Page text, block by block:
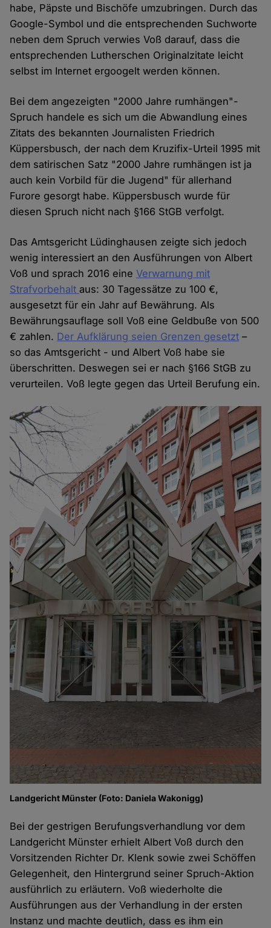
habe, Päpste und Bischöfe umzubringen. Durch das
Google-Symbol und die entsprechenden Suchworte
neben dem Spruch verwies Voß darauf, dass die
entsprechenden Lutherschen Originalzitate leicht
selbst im Internet ergoogelt werden können.
Bei dem angezeigten "2000 Jahre rumhängen"-
Spruch handele es sich um die Abwandlung eines
Zitats des bekannten Journalisten Friedrich
Küppersbusch, der nach dem Kruzifix-Urteil 1995 mit
dem satirischen Satz "2000 Jahre rumhängen ist ja
auch kein Vorbild für die Jugend" für allerhand
Furore gesorgt habe. Küppersbusch wurde für
diesen Spruch nicht nach §166 StGB verfolgt.
Das Amtsgericht Lüdinghausen zeigte sich jedoch
wenig interessiert an den Ausführungen von Albert
Voß und sprach 2016 eineVerwarnung mit
Strafvorbehaltaus: 30 Tagessätze zu 100 €,
ausgesetzt für ein Jahr auf Bewährung. Als
Bewährungsauflage soll Voß eine Geldbuße von 500
€ zahlen. Der Aufklärung seien Grenzen gesetzt –
so das Amtsgericht - und Albert Voß habe sie
überschritten. Deswegen sei er nach §166 StGB zu
verurteilen. Voß legte gegen das Urteil Berufung ein.
Landgericht Münster (Foto: Daniela Wakonigg)
Bei der gestrigen Berufungsverhandlung vor dem
Landgericht Münster erhielt Albert Voß durch den
Vorsitzenden Richter Dr. Klenk sowie zwei Schöffen
Gelegenheit, den Hintergrund seiner Spruch-Aktion
ausführlich zu erläutern. Voß wiederholte die
Ausführungen aus der Verhandlung in der ersten
Instanz und machte deutlich, dass es ihm ein